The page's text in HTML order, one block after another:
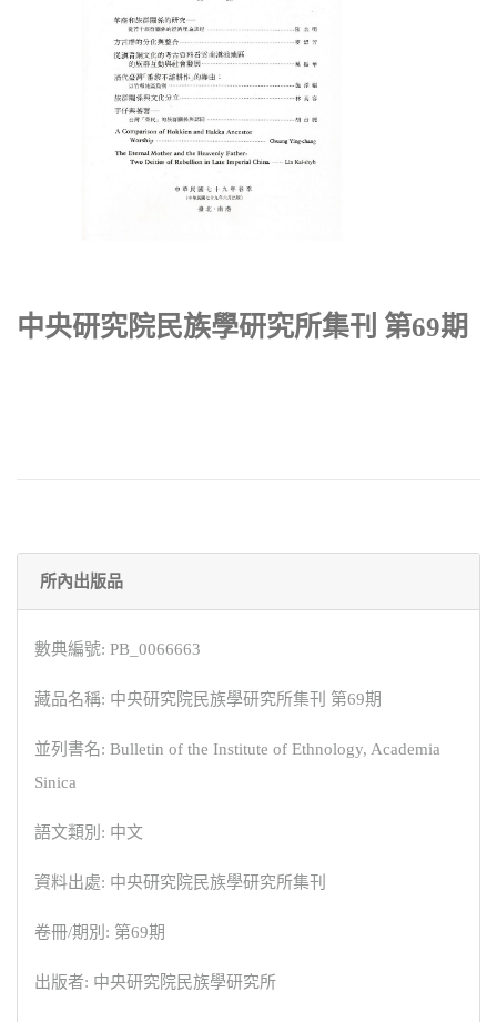
中央研究院民族學研究所集刊 第69期
所內出版品
數典編號: PB_0066663
藏品名稱: 中央研究院民族學研究所集刊 第69期
並列書名: Bulletin of the Institute of Ethnology, Academia
Sinica
語文類別: 中文
資料出處: 中央研究院民族學研究所集刊
卷冊/期別: 第69期
出版者: 中央研究院民族學研究所